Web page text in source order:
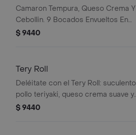
Camaron Tempura, Queso Crema Y
Cebollin. 9 Bocados Envueltos En
Palta, Salmon O Mix.
$ 9440
Tery Roll
Deléitate con el Tery Roll: suculento
pollo teriyaki, queso crema suave y
cebollín fresco, todo envuelto en una
$ 9440